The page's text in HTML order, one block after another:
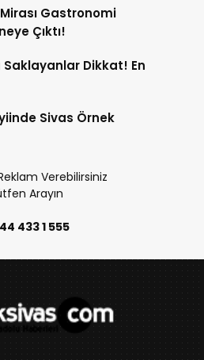
Gastronomi
Çıktı!
Saklayanlar Dikkat! En
Sivas Örnek
Verebilirsiniz
Arayın
433 1 555